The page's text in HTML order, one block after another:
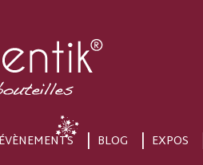
ÉVÈNEMENTS BLOG EXPOS